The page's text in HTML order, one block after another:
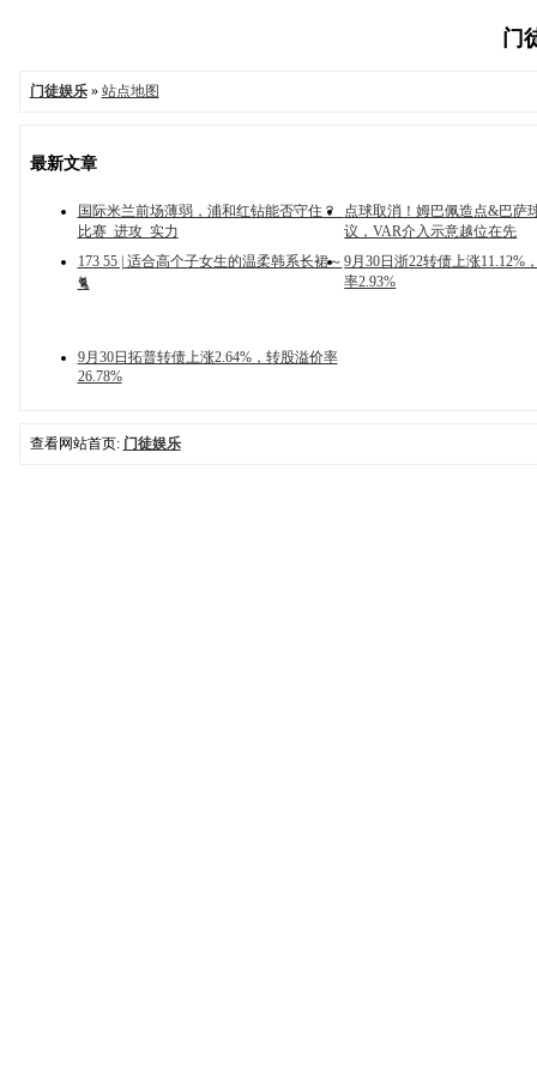
门
门徒娱乐» 站点地图
最新文章
国际米兰前场薄弱，浦和红钻能否守住？_
比赛_进攻_实力
点球取消！姆巴佩造点&巴萨
议，VAR介入示意越位在先
173 55 | 适合高个子女生的温柔韩系长裙～
🐈
9月30日浙22转债上涨11.12%
率2.93%
9月30日拓普转债上涨2.64%，转股溢价率
26.78%
查看网站首页: 门徒娱乐